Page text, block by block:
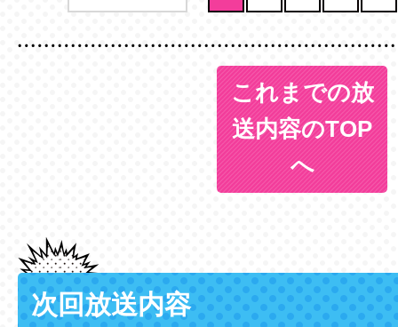
これまでの放
送内容のTOP
へ
次回放送内容